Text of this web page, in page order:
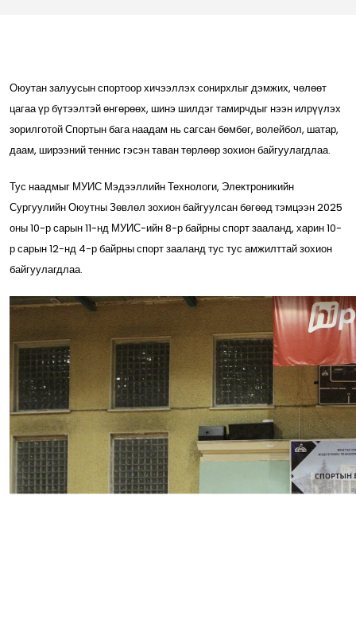
Оюутан залуусын спортоор хичээллэх сонирхлыг дэмжих, чөлөөт
цагаа үр бүтээлтэй өнгөрөөх, шинэ шилдэг тамирчдыг нээн илрүүлэх
зорилготой Спортын бага наадам нь сагсан бөмбөг, волейбол, шатар,
даам, ширээний теннис гэсэн таван төрлөөр зохион байгуулагдлаа.
Тус наадмыг МУИС Мэдээллийн Технологи, Электроникийн
Сургуулийн Оюутны Зөвлөл зохион байгуулсан бөгөөд тэмцээн 2025
оны 10-р сарын 11-нд МУИС-ийн 8-р байрны спорт зааланд, харин 10-
р сарын 12-нд 4-р байрны спорт зааланд тус тус амжилттай зохион
байгуулагдлаа.